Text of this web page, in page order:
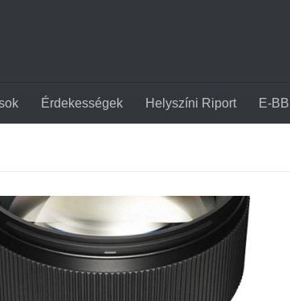
Érdekességek Helyszíni Riport E-BB